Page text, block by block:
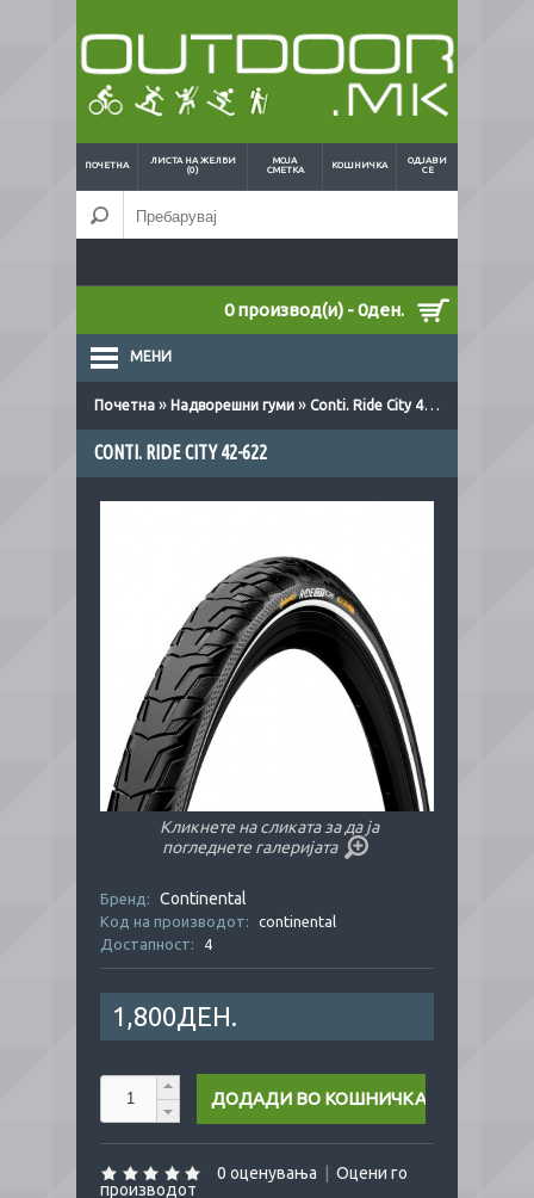
ПОЧЕТНА
ЛИСТА НА ЖЕЛБИ
(0)
МОЈА
СМЕТКА
КОШНИЧКА
ОДЈАВИ
СЕ
0 производ(и) - 0ден.
МЕНИ
Почетна » Надворешни гуми » Conti. Ride City 42-622
CONTI. RIDE CITY 42-622
Кликнете на сликата за да ја
погледнете галеријата
Бренд: Continental
Код на производот:
continental
Достапност:
4
1,800ДЕН.
0 оценувања
Оцени го
производот